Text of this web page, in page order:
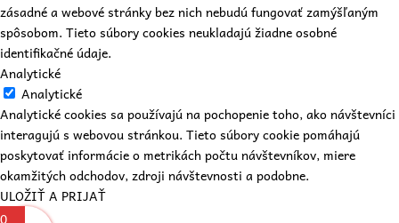
zásadné a webové stránky bez nich nebudú fungovať zamýšľaným
spôsobom. Tieto súbory cookies neukladajú žiadne osobné
identifikačné údaje.
Analytické
Analytické
Analytické cookies sa používajú na pochopenie toho, ako návštevníci
interagujú s webovou stránkou. Tieto súbory cookie pomáhajú
poskytovať informácie o metrikách počtu návštevníkov, miere
okamžitých odchodov, zdroji návštevnosti a podobne.
ULOŽIŤ A PRIJAŤ
0